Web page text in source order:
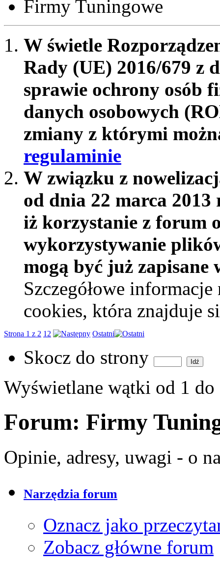
Firmy Tuningowe
W świetle
Rady (UE) 2016/679 z
sprawie ochrony osób
danych osobowych
zmiany z którymi
regulaminie
W związku z
od dnia 22 marca
iż korzystanie z forum
wykorzystywanie
mogą być już
Szczegółowe
cookies, która znajduje
Strona 1 z 2 1 2 Ostatni
Skocz do strony
Wyświetlane wątki od 1 do
Forum: Firmy
Opinie, adresy, uwagi - o
Narzędzia forum
Oznacz jako
Zobacz główne forum